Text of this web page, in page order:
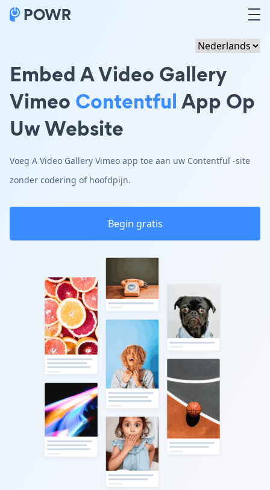
Embed A Video Gallery
Vimeo ContentfulApp Op
Uw Website
Voeg A Video Gallery Vimeo app toe aan uw Contentful -site
zonder codering of hoofdpijn.
Begin gratis